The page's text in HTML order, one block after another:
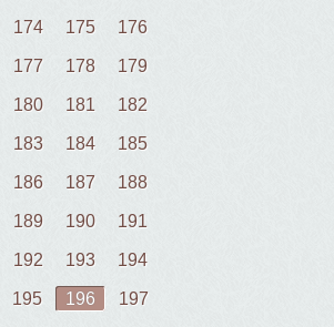
174 175 176
177 178 179
180 181 182
183 184 185
186 187 188
189 190 191
192 193 194
195 196 197